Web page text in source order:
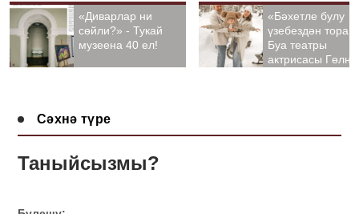
«Диварлар ни
сөйли?» - Тукай
музеена 40 ел!
«Бәхетле булу
үзебездән тора».
Буа театры
актрисасы
Сәхнә түре
Таныйсызмы?